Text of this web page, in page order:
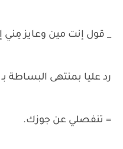
_ قول إنت مين وعايز مِني
رد عليا بمنتهى البساطة بـ 3 كلمات بس.
= تنفصلي عن جوزك.